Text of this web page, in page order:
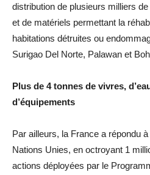
distribution de plusieurs milliers
et de matériels permettant la
habitations détruites ou
Surigao Del Norte, Palawan et
Plus de 4 tonnes de vivres,
d’équipements
Par ailleurs, la France a répondu à
Nations Unies, en octroyant 1
actions déployées par le